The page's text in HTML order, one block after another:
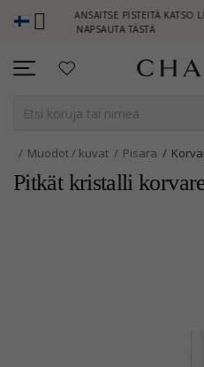
- ANSAITSE PISTEITÄ KATSO LISÄÄ -
NAPSAUTA TÄSTÄ
Muodot / kuvat Pisara
Pitkät kristalli